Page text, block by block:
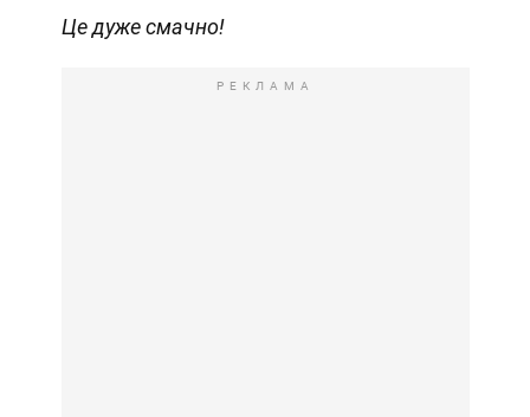
Це дуже смачно!
РЕКЛАМА